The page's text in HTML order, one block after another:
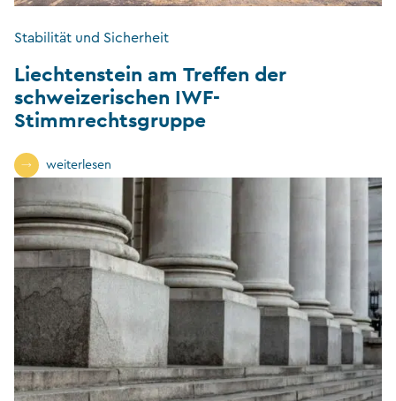
Stabilität und Sicherheit
Liechtenstein am Treffen der
schweizerischen IWF-
Stimmrechtsgruppe
weiterlesen